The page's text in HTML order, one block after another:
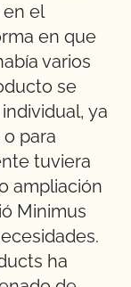
el
en que
varios
se
ya
para
tuviera
ampliación
Minimus
ha